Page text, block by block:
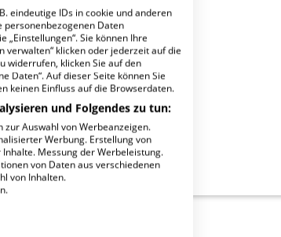
Kandel?
Kardiologie Kandel?
eindeutige IDs in cookie und anderen
Daten
Sie können Ihre
verwalten“ klicken oder jederzeit auf die
widerrufen, klicken Sie auf den
Daten“. Auf dieser Seite können Sie
keinen Einfluss auf die Browserdaten.
und Folgendes zu tun:
Auswahl von Werbeanzeigen.
Werbung. Erstellung von
Messung der Werbeleistung.
von Daten aus verschiedenen
von Inhalten.